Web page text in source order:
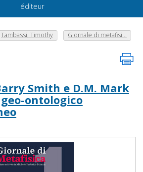
éditeur
Tambassi, Timothy Giornale di metafisi...
Smith e D.M. Mark
ontologico